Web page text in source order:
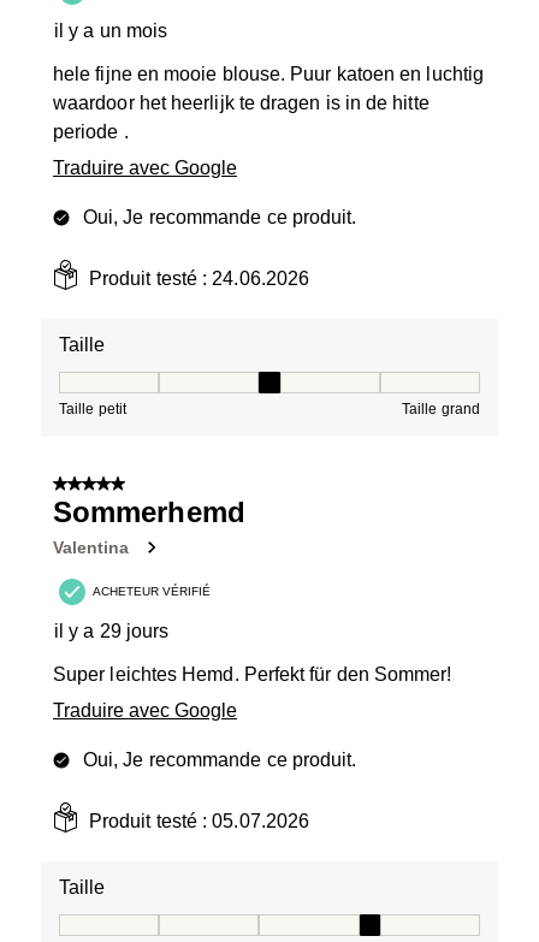
il y a un mois
hele fijne en mooie blouse. Puur katoen en luchtig
waardoor het heerlijk te dragen is in de hitte
periode .
Traduire avec Google
Oui, Je recommande ce produit.
Produit testé :24.06.2026
Taille
Taille petit Taille grand
5 sur 5 étoiles.
Sommerhemd
Valentina
ACHETEUR VÉRIFIÉ
il y a 29 jours
Super leichtes Hemd. Perfekt für den Sommer!
Traduire avec Google
Oui, Je recommande ce produit.
Produit testé :05.07.2026
Taille